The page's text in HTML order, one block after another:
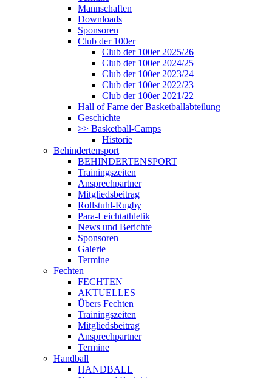
Mannschaften
Downloads
Sponsoren
Club der 100er
Club der 100er 2025/26
Club der 100er 2024/25
Club der 100er 2023/24
Club der 100er 2022/23
Club der 100er 2021/22
Hall of Fame der Basketballabteilung
Geschichte
>> Basketball-Camps
Historie
Behindertensport
BEHINDERTENSPORT
Trainingszeiten
Ansprechpartner
Mitgliedsbeitrag
Rollstuhl-Rugby
Para-Leichtathletik
News und Berichte
Sponsoren
Galerie
Termine
Fechten
FECHTEN
AKTUELLES
Übers Fechten
Trainingszeiten
Mitgliedsbeitrag
Ansprechpartner
Termine
Handball
HANDBALL